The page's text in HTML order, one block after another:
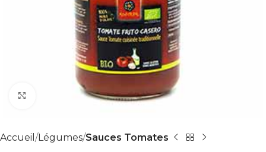
Accueil Légumes Sauces Tomates